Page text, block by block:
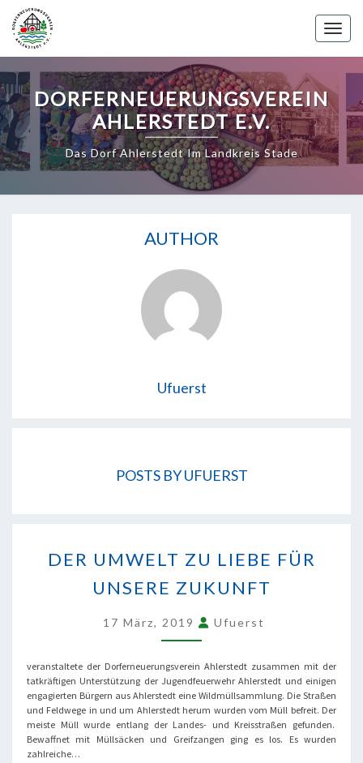
content
DORFERNEUERUNGSVEREIN
AHLERSTEDT E.V.
Das Dorf Ahlerstedt Im Landkreis Stade
AUTHOR
Ufuerst
POSTS BY UFUERST
ZU
FÜR
ZUKUNFT
DER UMWELT ZU LIEBE FÜR
UNSERE ZUKUNFT
17 März, 2019 Ufuerst
veranstaltete der Dorferneuerungsverein Ahlerstedt zusammen mit der
tatkräftigen Unterstützung der Jugendfeuerwehr Ahlerstedt und einigen
engagierten Bürgern aus Ahlerstedt eine Wildmüllsammlung. Die Straßen
und Feldwege in und um Ahlerstedt herum wurden vom Müll befreit. Der
meiste Müll wurde entlang der Landes- und Kreisstraßen gefunden.
Bewaffnet mit Müllsäcken und Greifzangen ging es los. Es wurden
zahlreiche…